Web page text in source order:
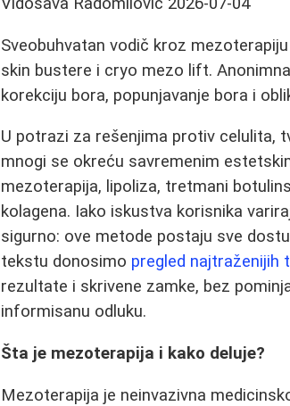
Sveobuhvatan vodič kroz
skin bustere i cryo mezo lift.
korekciju bora, popunjavanje bora i
U potrazi za rešenjima protiv celulita,
mnogi se okreću savremenim
mezoterapija, lipoliza, tretmani
kolagena. Iako iskustva korisnika
sigurno: ove metode postaju sve
tekstu donosimo pregled najtraženijih
rezultate i skrivene zamke, bez
informisanu odluku.
Šta je mezoterapija i kako deluje?
Mezoterapija je neinvazivna